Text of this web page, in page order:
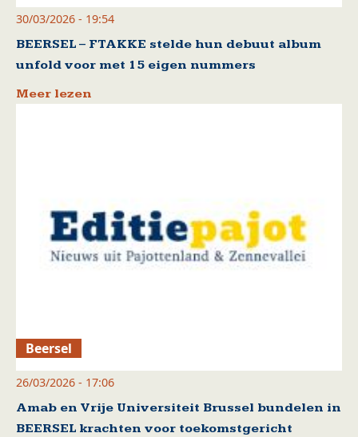
30/03/2026 - 19:54
BEERSEL – FTAKKE stelde hun debuut album
unfold voor met 15 eigen nummers
Meer lezen
Beersel
26/03/2026 - 17:06
Amab en Vrije Universiteit Brussel bundelen in
BEERSEL krachten voor toekomstgericht